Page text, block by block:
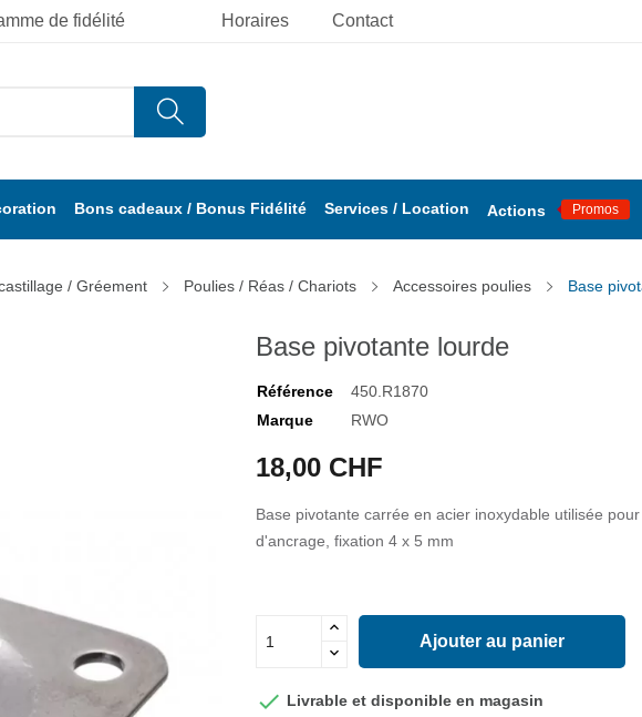
Horaires Contact
de fidélité
Bons cadeaux / Bonus Fidélité Services / Location Actions Promos
/ Gréement Poulies / Réas / Chariots Accessoires poulies Base
Base pivotante lourde
Référence
450.R1870
Marque
RWO
18,00 CHF
Base pivotante carrée en acier inoxydable utilisée
d'ancrage, fixation 4 x 5 mm
Ajouter au panier
 Livrable et disponible en magasin